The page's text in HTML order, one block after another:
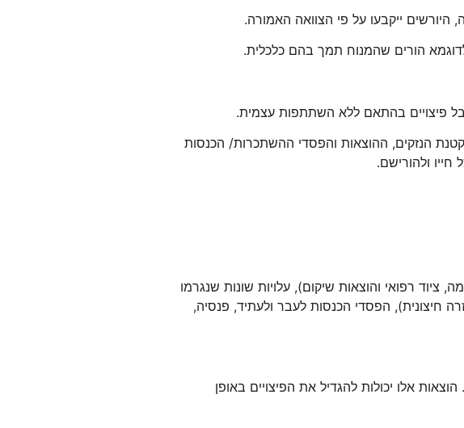
היורשים ייקבעו על פי הצוואה האמורה.
הורים שהמנוח תמך בהם כלכלית.
פיצויים בהתאם ללא השתתפות עצמית.
הנזקים, ההוצאות והפסדי ההשתכרות/ הכנסות
ולהורישם.
ציוד רפואי והוצאות שיקום), עלויות שונות שנגרמו
חיצונית), הפסדי הכנסות לעבר ולעתיד, פנסיה,
אלו יכולות להגדיל את הפיצויים באופן